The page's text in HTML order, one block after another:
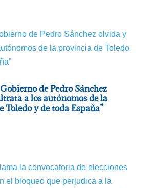
de Pedro Sánchez
a los autónomos de la
Toledo y de toda España”